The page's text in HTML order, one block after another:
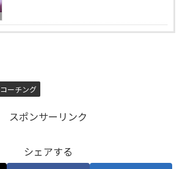
コーチング
スポンサーリンク
シェアする